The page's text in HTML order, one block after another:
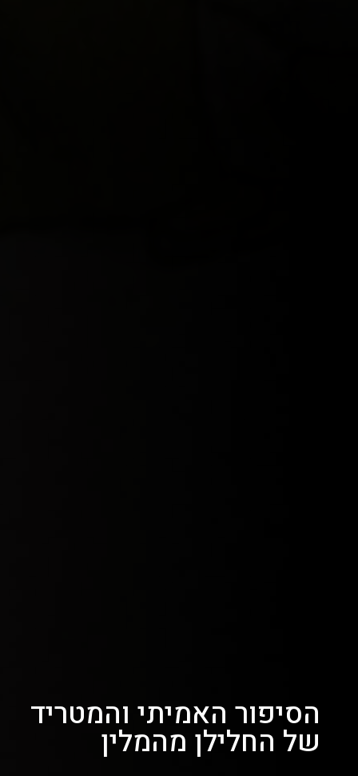
הסיפור האמיתי והמטריד
של החלילן מהמלין